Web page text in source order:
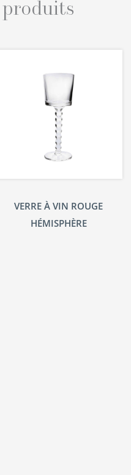
produits
VERRE À VIN ROUGE
HÉMISPHÈRE